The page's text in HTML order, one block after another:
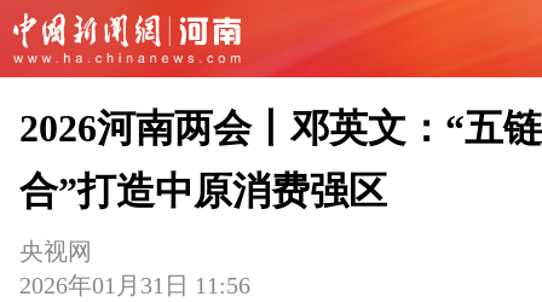
2026河南两会丨邓英文：“五
合”打造中原消费强区
央视网
2026年01月31日 11:56